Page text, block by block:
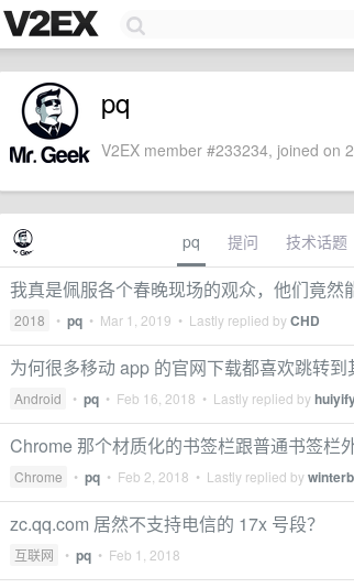
pq
V2EX member #233234, joined on
pq 提问 技术话题
我真是佩服各个春晚现场的观众，他们竟然
2018 • pq • Mar 1, 2019 • Lastly replied byCHD
为何很多移动 app 的官网下载都喜欢跳转到
Android • pq • Feb 16, 2018 • Lastly replied by
Chrome 那个材质化的书签栏跟普通书签栏
Chrome • pq • Feb 2, 2018 • Lastly replied by
zc.qq.com 居然不支持电信的 17x 号段？
互联网 • pq • Feb 1, 2018